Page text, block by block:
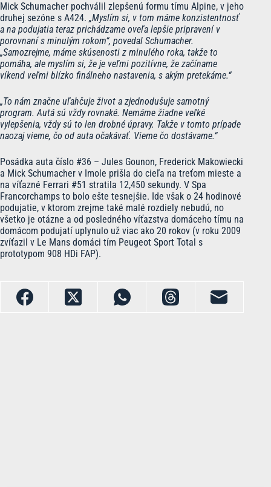
Mick Schumacher pochválil zlepšenú formu tímu Alpine, v jeho
druhej sezóne s A424. „Myslím si, v tom máme konzistentnosť
a na podujatia teraz prichádzame oveľa lepšie pripravení v
porovnaní s minulým rokom“, povedal Schumacher.
„Samozrejme, máme skúsenosti z minulého roka, takže to
pomáha, ale myslím si, že je veľmi pozitívne, že začíname
víkend veľmi blízko finálneho nastavenia, s akým pretekáme.“
„To nám značne uľahčuje život a zjednodušuje samotný
program. Autá sú vždy rovnaké. Nemáme žiadne veľké
vylepšenia, vždy sú to len drobné úpravy. Takže v tomto prípade
naozaj vieme, čo od auta očakávať. Vieme čo dostávame.“
Posádka auta číslo #36 – Jules Gounon, Frederick Makowiecki
a Mick Schumacher v Imole prišla do cieľa na treťom mieste a
na víťazné Ferrari #51 stratila 12,450 sekundy. V Spa
Francorchamps to bolo ešte tesnejšie. Ide však o 24 hodinové
podujatie, v ktorom zrejme také malé rozdiely nebudú, no
všetko je otázne a od posledného víťazstva domáceho tímu na
domácom podujatí uplynulo už viac ako 20 rokov (v roku 2009
zvíťazil v Le Mans domáci tím Peugeot Sport Total s
prototypom 908 HDi FAP).